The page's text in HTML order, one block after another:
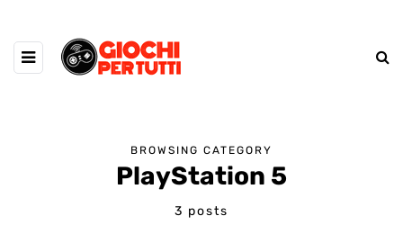
BROWSING CATEGORY
PlayStation 5
3 posts